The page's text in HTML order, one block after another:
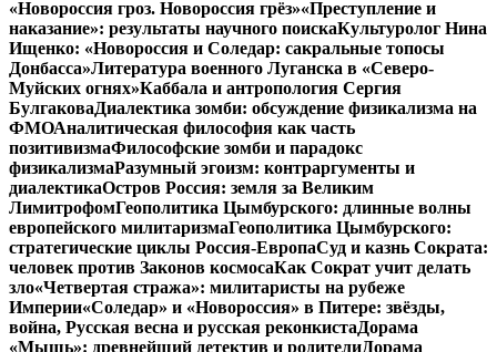
«Новороссия гроз. Новороссия грёз»«Преступление и
наказание»: результаты научного поискаКультуролог Нина
Ищенко: «Новороссия и Соледар: сакральные топосы
Донбасса»Литература военного Луганска в «Северо-
Муйских огнях»Каббала и антропология Сергия
БулгаковаДиалектика зомби: обсуждение физикализма на
ФМОАналитическая философия как часть
позитивизмаФилософские зомби и парадокс
физикализмаРазумный эгоизм: контраргументы и
диалектикаОстров Россия: земля за Великим
ЛимитрофомГеополитика Цымбурского: длинные волны
европейского милитаризмаГеополитика Цымбурского:
стратегические циклы Россия-ЕвропаСуд и казнь Сократа:
человек против Законов космосаКак Сократ учит делать
зло«Четвертая стража»: милитаристы на рубеже
Империи«Соледар» и «Новороссия» в Питере: звёзды,
война, Русская весна и русская реконкистаДорама
«Мышь»: древнейший детектив и родителиДорама